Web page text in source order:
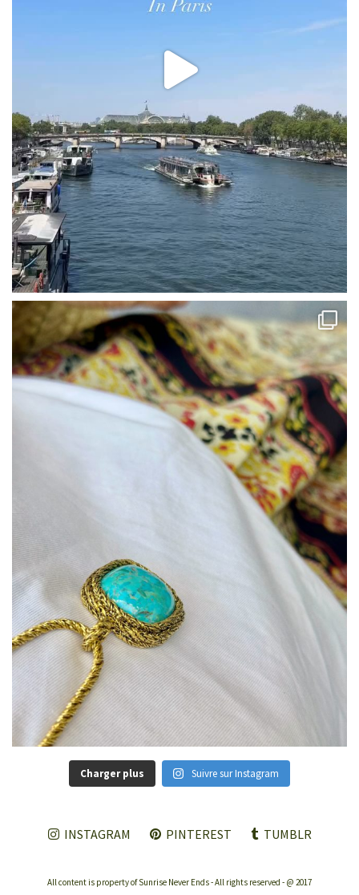
Charger plus Suivre sur Instagram
INSTAGRAM PINTEREST TUMBLR
All content is property of Sunrise Never Ends - All rights reserved - @ 2017